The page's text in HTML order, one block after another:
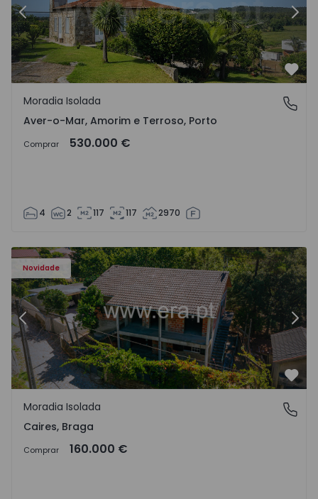
Anterior
Aver-o-Mar, Amorim e Terroso, Porto
Moradia Isolada
Aver-o-Mar, Amorim e Terroso, Porto
Comprar 530.000 €
4 2 117 117 2970
Novidade
Moradia T4 Amares, Caires - 1575619 - 1
Anterior
Caires, Braga
Moradia Isolada
Caires, Braga
Comprar 160.000 €